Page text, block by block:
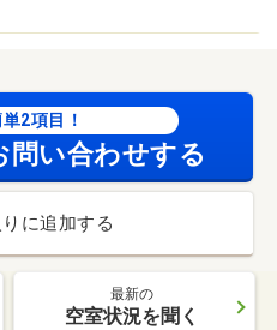
2項目！
問い合わせする
に追加する
最新の
空室状況を聞く